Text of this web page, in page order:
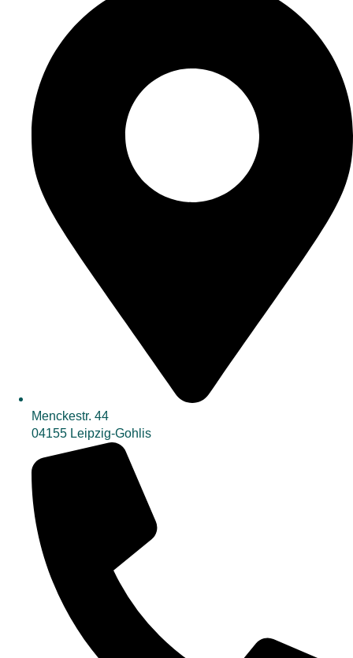
Menckestr. 44
04155 Leipzig-Gohlis